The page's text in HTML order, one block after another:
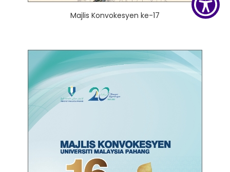
Majlis Konvokesyen ke-17